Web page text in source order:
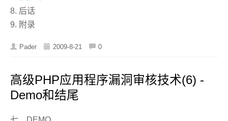
8. 后话
9. 附录
Pader 2009-8-21 0
高级PHP应用程序漏洞审核技术(6) -
Demo和结尾